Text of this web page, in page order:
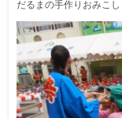
だるまの手作りおみこ